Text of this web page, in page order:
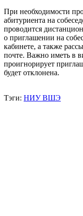
При необходимости
абитуриента на
проводится
о приглашении на
кабинете, а также
почте. Важно иметь в
проигнорирует
будет отклонена.
Тэги: НИУ ВШЭ